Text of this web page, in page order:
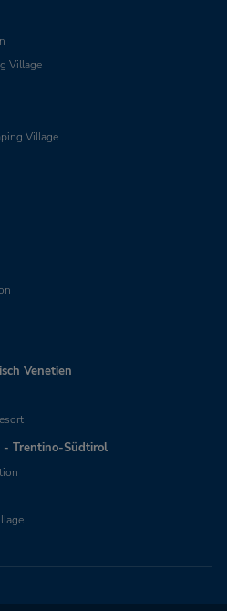
Village
Village
Venetien
- Trentino-Südtirol